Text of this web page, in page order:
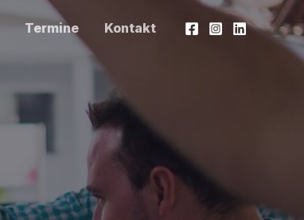
Termine Kontakt